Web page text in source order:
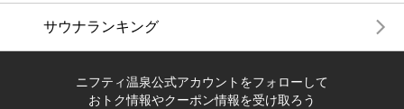
サウナランキング
ニフティ温泉公式アカウントをフォローして
おトク情報やクーポン情報を受け取ろう